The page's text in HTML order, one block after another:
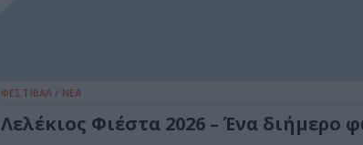
ΦΕΣΤΙΒΑΛ / ΝΕΑ
Λελέκιος Φιέστα 2026 – Ένα διήμερο